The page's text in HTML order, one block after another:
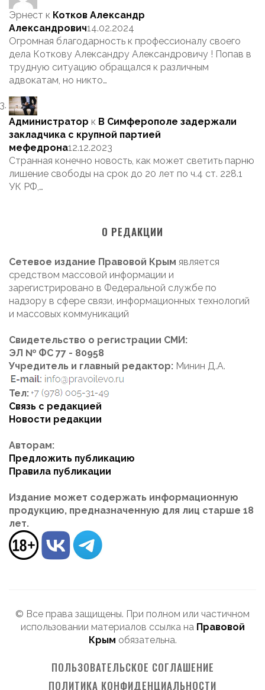
Эрнест к Котков Александр
Александрович14.02.2024
Огромная благодарность к профессионалу своего
дела Коткову Александру Александровичу ! Попав в
трудную ситуацию обращался к различным
адвокатам, но никто…
Администратор к В Симферополе задержали
закладчика с крупной партией
мефедрона12.12.2023
Странная конечно новость, как может светить парню
лишение свободы на срок до 20 лет по ч.4 ст. 228.1
УК РФ,…
О РЕДАКЦИИ
Сетевое издание Правовой Крым является
средством массовой информации и
зарегистрировано в Федеральной службе по
надзору в сфере связи, информационных технологий
и массовых коммуникаций
Свидетельство о регистрации СМИ:
ЭЛ № ФС 77 - 80958
Учредитель и главный редактор: Минин Д.А.
Тел:
Связь с редакцией
Новости редакции
Авторам:
Предложить публикацию
Правила публикации
Издание может содержать информационную
продукцию, предназначенную для лиц старше 18
лет.
© Все права защищены. При полном или частичном
использовании материалов ссылка на Правовой
Крым обязательна.
ПОЛЬЗОВАТЕЛЬСКОЕ СОГЛАШЕНИЕ
ПОЛИТИКА КОНФИДЕНЦИАЛЬНОСТИ